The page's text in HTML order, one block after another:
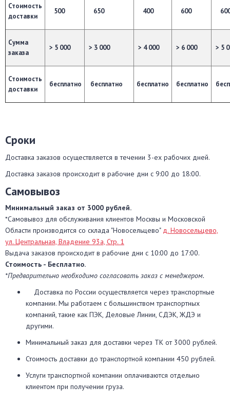
Стоимость
доставки
500 650 400 600
Сумма
заказа
> 5 000 > 3 000 > 4 000 > 6 000 > 5
Стоимость
доставки
бесплатно бесплатно бесплатно бесплатно
Сроки
Доставка заказов осуществляется в течении 3-ех рабочих дней.
Доставка заказов происходит в рабочие дни с 9:00 до 18:00.
Самовывоз
Минимальный заказ от 3000 рублей.
*Самовывоз для обслуживания клиентов Москвы и Московской
Области производится со склада "Новосельцево" д. Новосельцево,
ул. Центральная, Владение 93а, Стр. 1
Выдача заказов происходит в рабочие дни с 10:00 до 17:00.
Стоимость - Бесплатно.
*Предварительно необходимо согласовать заказ с менеджером.
Доставка по России осуществляется через транспортные
компании. Мы работаем с большинством транспортных
компаний, такие как ПЭК, Деловые Линии, СДЭК, ЖДЭ и
другими.
Минимальный заказ для доставки через ТК от 3000 рублей.
Стоимость доставки до транспортной компании 450 рублей.
Услуги транспортной компании оплачиваются отдельно
клиентом при получении груза.